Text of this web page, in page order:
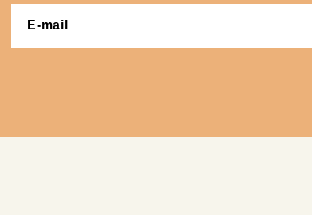
E-
mail(Påkrævet)